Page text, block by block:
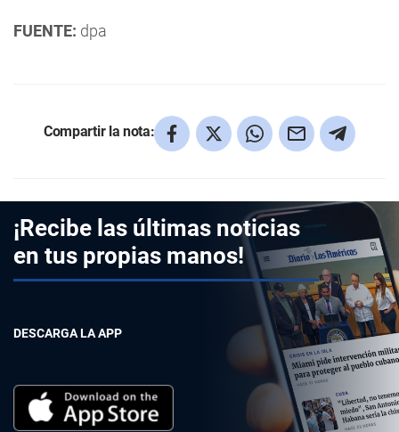
FUENTE: dpa
Compartir la nota:
¡Recibe las últimas noticias
en tus propias manos!
DESCARGA LA APP